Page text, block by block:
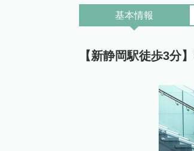
基本情報
【新静岡駅徒歩3分